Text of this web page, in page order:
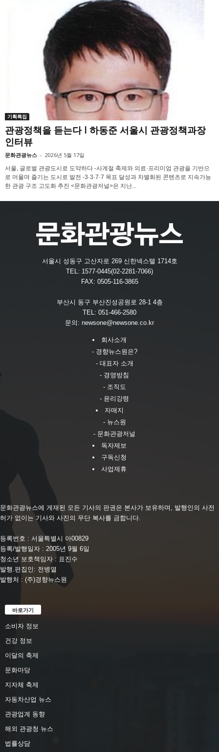
기획특집
관광정책을 듣는다 l 하동준 서울시 관광정책과장
인터뷰
문화관광뉴스 - 2026년 5월 17일
서울, 글로벌 관광도시로 도약하다 -사계절 축제와 의료·프리미엄 관광을 기반으
로 머물며 즐기는 도시로 발전 -3·3·7·7 목표 달성과 차별화된 콘텐츠로 지속가능
한 관광 구조 고도화 추진 <문화관광저널>은 지난...
서울시 성동구 고산자로 269 신한넥스텔 1714호
TEL: 1577-0445(02-2281-7066)
FAX: 0505-116-3865
부산시 동구 부산진성공원로 28-1 4층
TEL: 051-466-2580
문의: newsone@newsone.co.kr
회사소개
- 경향뉴스원은?
- 대표자 소개
- 경영방침
- 조직도
- 윤리강령
자매지
- 뉴스원
- 문화관광저널
독자제보
구독신청
사업제휴
문화관광뉴스에 게재된 모든 기사의 판권은 본사가 보유하며, 발행인의 사전
허가 없이는 기사와 사진의 무단 복사를 금합니다.
등록번호 : 서울특별시 아00829
등록/발행일자 : 2005년 9월 6일
청소년 보호책임자 : 표진수
발행.편집인: 전병열
발행처 : (주)경향뉴스원
바로가기
소비자 정보
건강 정보
이달의 축제
문화마당
지자체 축제
자동차산업 뉴스
관광업계 동향
해외 관광청 뉴스
법률상담